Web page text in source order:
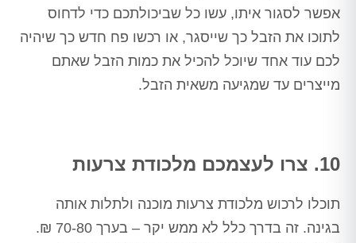
אפשר לסגור איתו, עשו כל שביכולתכם כדי לדחוס
לתוכו את הזבל כך שייסגר, או רכשו פח חדש כך שיהיה
לכם עוד אחד שיוכל להכיל את כמות הזבל שאתם
מייצרים עד שמגיעה משאית הזבל.
10. צרו לעצמכם מלכודת צרעות
תוכלו לרכוש מלכודת צרעות מוכנה ולתלות אותה
בגינה. זה בדרך כלל לא ממש יקר – בערך 70-80 ₪.